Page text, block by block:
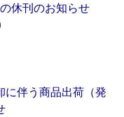
休刊のお知らせ
に伴う商品出荷（発